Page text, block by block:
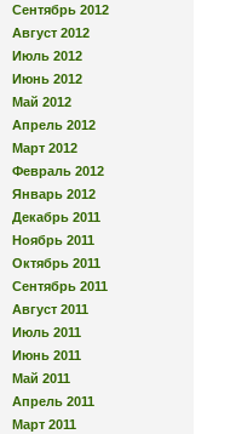
Сентябрь 2012
Август 2012
Июль 2012
Июнь 2012
Май 2012
Апрель 2012
Март 2012
Февраль 2012
Январь 2012
Декабрь 2011
Ноябрь 2011
Октябрь 2011
Сентябрь 2011
Август 2011
Июль 2011
Июнь 2011
Май 2011
Апрель 2011
Март 2011